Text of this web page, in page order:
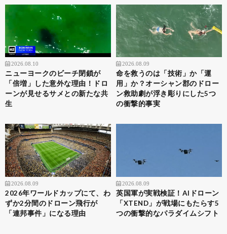
2026.08.10
ニューヨークのビーチ閉鎖が
「倍増」した意外な理由！ドロ
ーンが見せるサメとの新たな共
生
2026.08.09
命を救うのは「技術」か「運
用」か？オーシャン郡のドロー
ン救助劇が浮き彫りにした5つ
の衝撃的事実
2026.08.09
2026年ワールドカップにて、わ
ずか2分間のドローン飛行が
「連邦事件」になる理由
2026.08.09
英国軍が実戦検証！AIドローン
「XTEND」が戦場にもたらす5
つの衝撃的なパラダイムシフト